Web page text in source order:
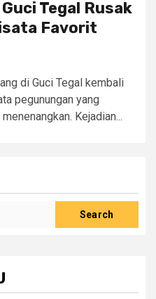
Tegal Rusak
Favorit
di Guci Tegal kembali
pegunungan yang
Kejadian...
Search